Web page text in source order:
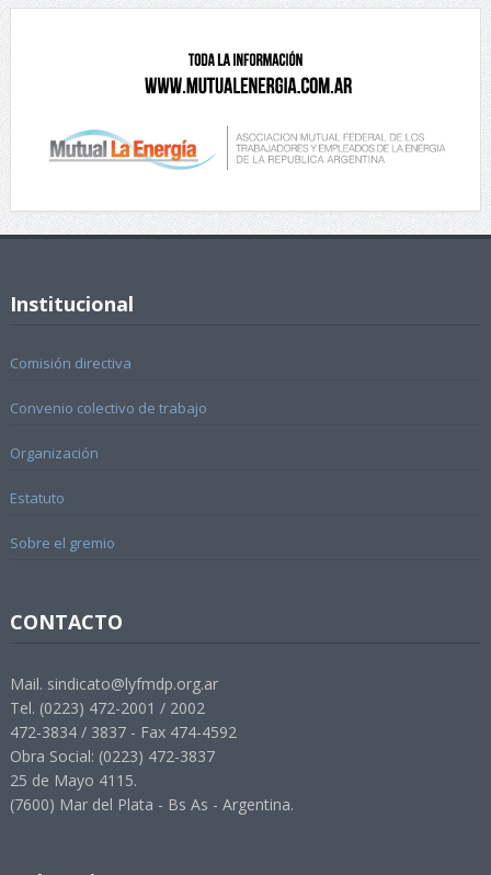
Institucional
Comisión directiva
Convenio colectivo de trabajo
Organización
Estatuto
Sobre el gremio
CONTACTO
Mail. sindicato@lyfmdp.org.ar
Tel. (0223) 472-2001 / 2002
472-3834 / 3837 - Fax 474-4592
Obra Social: (0223) 472-3837
25 de Mayo 4115.
(7600) Mar del Plata - Bs As - Argentina.